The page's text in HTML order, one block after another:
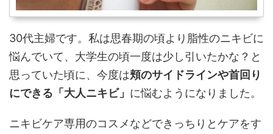
30代主婦です。私は思春期の頃より脂性のニキビに
悩んでいて、大学生の頃一度は少し引いたかな？と
思っていた頃に、今度は頬のサイドラインや首回り
にできる「大人ニキビ」 に悩むようになりました。
ニキビケア専用のコスメなどできっちりとケアをす